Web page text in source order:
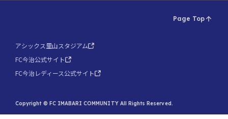
Page Top
アシックス里山スタジアム
FC今治公式サイト
FC今治レディース公式サイト
Copyright © FC IMABARI COMMUNITY All Rights Reserved.